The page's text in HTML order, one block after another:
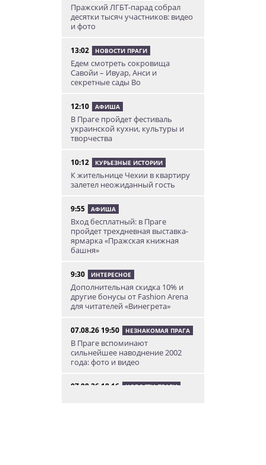
Пражский ЛГБТ-парад собрал
десятки тысяч участников: видео
и фото
13:02 НОВОСТИ ПРАГИ
Едем смотреть сокровища
Савойи – Ивуар, Анси и
секретные сады Во
12:10 АФИША
В Праге пройдет фестиваль
украинской кухни, культуры и
творчества
10:12 КУРЬЕЗНЫЕ ИСТОРИИ
К жительнице Чехии в квартиру
залетел неожиданный гость
9:55 АФИША
Вход бесплатный: в Праге
пройдет трехдневная выставка-
ярмарка «Пражская книжная
башня»
9:30 ИНТЕРЕСНОЕ
Дополнительная скидка 10% и
другие бонусы от Fashion Arena
для читателей «Винегрета»
07.08.26 19:50 НЕЗНАКОМАЯ ПРАГА
В Праге вспоминают
сильнейшее наводнение 2002
года: фото и видео
07.08.26 18:16 НОВОСТИ ПРАГИ